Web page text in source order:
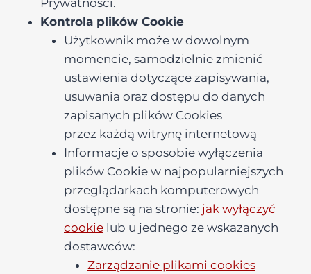
Prywatności.
Kontrola plików Cookie
Użytkownik może w dowolnym
momencie, samodzielnie zmienić
ustawienia dotyczące zapisywania,
usuwania oraz dostępu do danych
zapisanych plików Cookies
przez każdą witrynę internetową
Informacje o sposobie wyłączenia
plików Cookie w najpopularniejszych
przeglądarkach komputerowych
dostępne są na stronie: jak wyłączyć
cookie lub u jednego ze wskazanych
dostawców:
Zarządzanie plikami cookies